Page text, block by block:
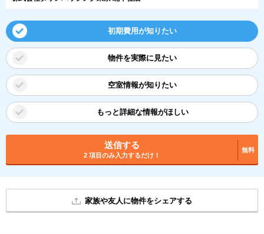
初期費用が知りたい
物件を実際に見たい
空室情報が知りたい
もっと詳細な情報がほしい
送信する
2 項目のみ入力するだけ！
無料
家族や友人に物件をシェアする